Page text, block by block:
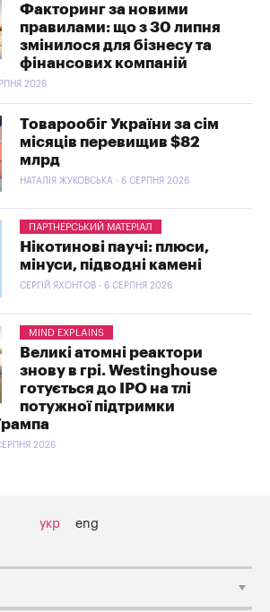
Факторинг за новими
правилами: що з 30 липня
змінилося для бізнесу та
фінансових компаній
2026
Товарообіг України за сім
місяців перевищив $82
млрд
НАТАЛІЯ ЖУКОВСЬКА - 6 СЕРПНЯ 2026
ПАРТНЕРСЬКИЙ МАТЕРІАЛ
Нікотинові паучі: плюси,
мінуси, підводні камені
СЕРГІЙ ЯХОНТОВ - 6 СЕРПНЯ 2026
MIND EXPLAINS
Великі атомні реактори
знову в грі. Westinghouse
готується до IPO на тлі
потужної підтримки
2026
укр eng